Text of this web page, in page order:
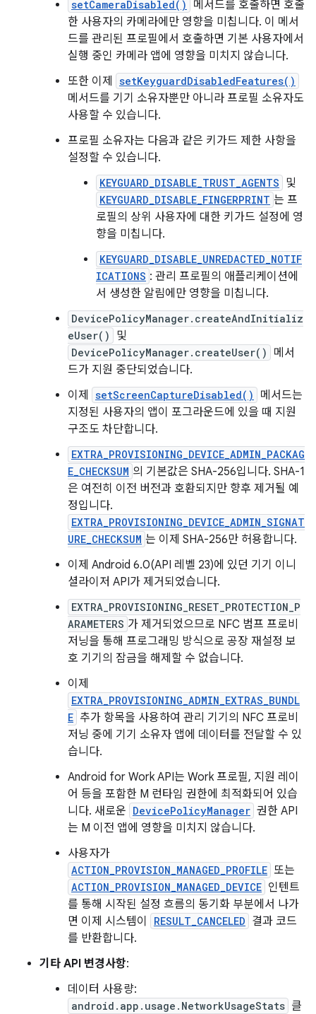
setCameraDisabled()
메서드를 호출하면 호출
한 사용자의 카메라에만 영향을 미칩니다. 이 메서
드를 관리된 프로필에서 호출하면 기본 사용자에서
실행 중인 카메라 앱에 영향을 미치지 않습니다.
또한 이제
setKeyguardDisabledFeatures()
메서드를 기기 소유자뿐만 아니라 프로필 소유자도
사용할 수 있습니다.
프로필 소유자는 다음과 같은 키가드 제한 사항을
설정할 수 있습니다.
KEYGUARD_DISABLE_TRUST_AGENTS 및
KEYGUARD_DISABLE_FINGERPRINT 는 프
로필의 상위 사용자에 대한 키가드 설정에 영
향을 미칩니다.
KEYGUARD_DISABLE_UNREDACTED_NOTIF
ICATIONS : 관리 프로필의 애플리케이션에
서 생성한 알림에만 영향을 미칩니다.
DevicePolicyManager.createAndInitializ
eUser()
및
DevicePolicyManager.createUser()
메서
드가 지원 중단되었습니다.
이제
setScreenCaptureDisabled()
메서드는
지정된 사용자의 앱이 포그라운드에 있을 때 지원
구조도 차단합니다.
EXTRA_PROVISIONING_DEVICE_ADMIN_PACKAG
E_CHECKSUM 의 기본값은 SHA-256입니다. SHA-1
은 여전히 이전 버전과 호환되지만 향후 제거될 예
정입니다.
EXTRA_PROVISIONING_DEVICE_ADMIN_SIGNAT
URE_CHECKSUM 는 이제 SHA-256만 허용합니다.
이제 Android 6.0(API 레벨 23)에 있던 기기 이니
셜라이저 API가 제거되었습니다.
EXTRA_PROVISIONING_RESET_PROTECTION_P
ARAMETERS 가 제거되었으므로 NFC 범프 프로비
저닝을 통해 프로그래밍 방식으로 공장 재설정 보
호 기기의 잠금을 해제할 수 없습니다.
이제
EXTRA_PROVISIONING_ADMIN_EXTRAS_BUNDL
E 추가 항목을 사용하여 관리 기기의 NFC 프로비
저닝 중에 기기 소유자 앱에 데이터를 전달할 수 있
습니다.
Android for Work API는 Work 프로필, 지원 레이
어 등을 포함한 M 런타임 권한에 최적화되어 있습
니다. 새로운 DevicePolicyManager 권한 API
는 M 이전 앱에 영향을 미치지 않습니다.
사용자가
ACTION_PROVISION_MANAGED_PROFILE 또는
ACTION_PROVISION_MANAGED_DEVICE 인텐트
를 통해 시작된 설정 흐름의 동기화 부분에서 나가
면 이제 시스템이
RESULT_CANCELED 결과 코드
를 반환합니다.
기타 API 변경사항:
데이터 사용량:
android.app.usage.NetworkUsageStats 클